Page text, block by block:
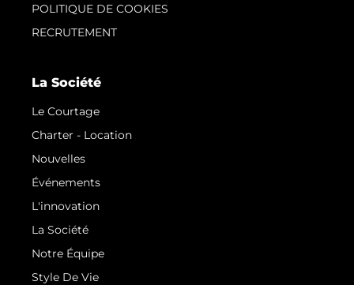
POLITIQUE DE COOKIES
RECRUTEMENT
La Société
Le Courtage
Charter - Location
Nouvelles
Événements
L'innovation
La Société
Notre Équipe
Style De Vie